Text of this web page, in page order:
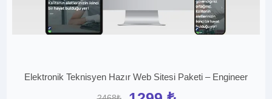
Elektronik Teknisyen Hazır Web Sitesi Paketi – Engineer